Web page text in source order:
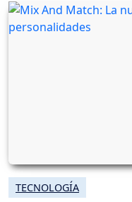
TECNOLOGÍA